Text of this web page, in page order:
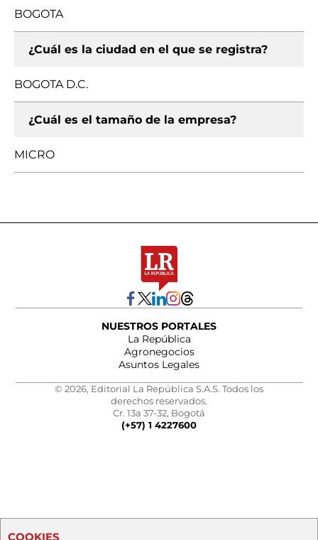
BOGOTA
¿Cuál es la ciudad en el que se registra?
BOGOTA D.C.
¿Cuál es el tamaño de la empresa?
MICRO
NUESTROS PORTALES
La República
Agronegocios
Asuntos Legales
© 2026, Editorial La República S.A.S. Todos los
derechos reservados.
Cr. 13a 37-32, Bogotá
(+57) 1 4227600
COOKIES